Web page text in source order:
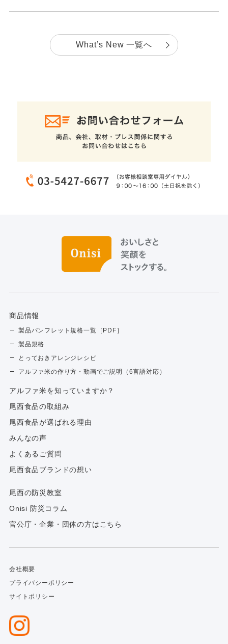
What’s New 一覧へ
商品情報
製品パンフレット規格一覧［PDF］
製品規格
とっておきアレンジレシピ
アルファ米の作り方・動画でご説明（6言語対応）
アルファ⽶を知っていますか？
尾西食品の取組み
尾西食品が選ばれる理由
みんなの声
よくあるご質問
尾西食品ブランドの想い
尾西の防災教室
Onisi 防災コラム
官公庁・企業・団体の方はこちら
会社概要
プライバシーポリシー
サイトポリシー